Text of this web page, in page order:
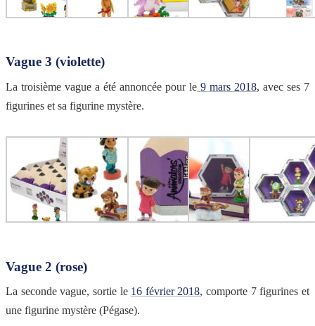
Vague 3 (violette)
La troisième vague a été annoncée pour le 9 mars 2018, avec ses 7
figurines et sa figurine mystère.
Vague 2 (rose)
La seconde vague, sortie le 16 février 2018, comporte 7 figurines et
une figurine mystère (Pégase).